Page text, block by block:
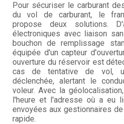
Pour sécuriser le carburant
du vol de carburant, le
propose deux solutions.
électroniques avec liaison
bouchon de remplissage
équipée d'un capteur
ouverture du réservoir est
cas de tentative de vol,
déclenchée, alertant le
voleur. Avec la
l'heure et l'adresse où a eu
envoyées aux gestionnaires
rapide.